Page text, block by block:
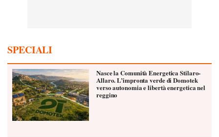
SPECIALI
Nasce la Comunità Energetica Stilaro-
Allaro. L’impronta verde di Domotek
verso autonomia e libertà energetica nel
reggino